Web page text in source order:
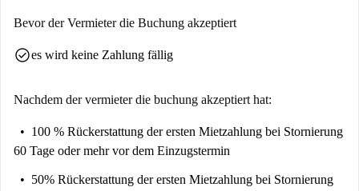
Bevor der Vermieter die Buchung akzeptiert
check_circlees wird keine Zahlung fällig
Nachdem der vermieter die buchung akzeptiert hat:
100 % Rückerstattung der ersten Mietzahlung bei Stornierung
60 Tage oder mehr vor dem Einzugstermin
50% Rückerstattung der ersten Mietzahlung bei Stornierung